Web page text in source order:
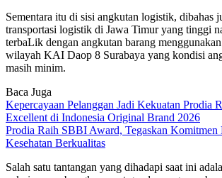
Sementara itu di sisi angkutan logistik, dibahas
transportasi logistik di Jawa Timur yang tinggi
terbaLik dengan angkutan barang
wilayah KAI Daop 8 Surabaya yang kondisi
masih minim.
Baca Juga
Kepercayaan Pelanggan Jadi Kekuatan Prodia
Excellent di Indonesia Original Brand 2026
Prodia Raih SBBI Award, Tegaskan Komitmen
Kesehatan Berkualitas
Salah satu tantangan yang dihadapi saat ini